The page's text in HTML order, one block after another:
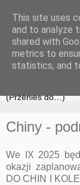
Chiny -
We IX 2025
okazji
DO CHIN I
This site uses
and to analyze
shared with
metrics to
statistics, and